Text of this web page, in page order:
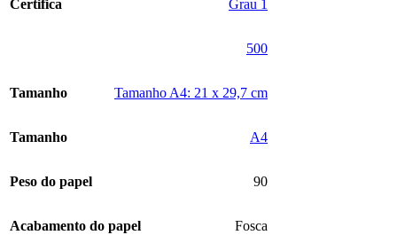
Certifica ‎Grau 1
‎500
Tamanho ‎Tamanho A4: 21 x 29,7 cm
Tamanho ‎A4
Peso do papel ‎90
Acabamento do papel ‎Fosca